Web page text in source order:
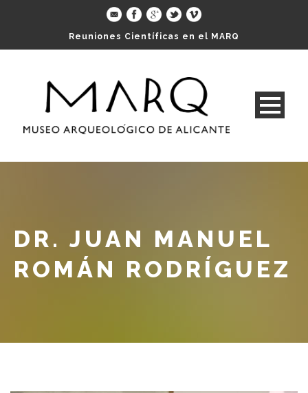
Reuniones Científicas en el MARQ
DR. JUAN MANUEL
ROMÁN RODRÍGUEZ